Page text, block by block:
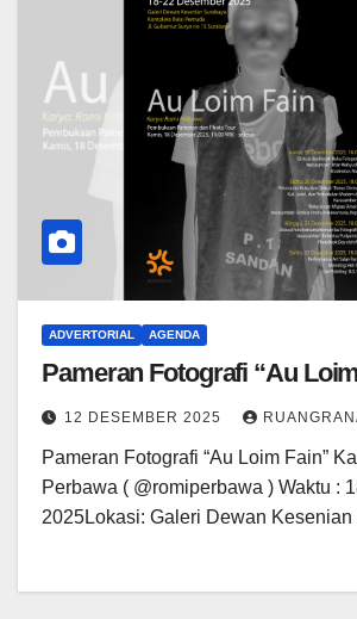
ADVERTORIAL AGENDA
Pameran Fotografi “Au
12 DESEMBER 2025
Pameran Fotografi “Au Loim Fain”
Perbawa ( @romiperbawa ) Waktu :
2025Lokasi: Galeri Dewan